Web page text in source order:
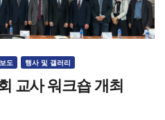
도 행사 및 갤러리
교사 워크숍 개최